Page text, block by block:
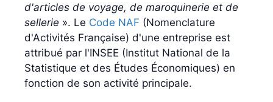
d'articles de voyage, de maroquinerie et de
sellerie ». Le Code NAF (Nomenclature
d'Activités Française) d'une entreprise est
attribué par l'INSEE (Institut National de la
Statistique et des Études Économiques) en
fonction de son activité principale.